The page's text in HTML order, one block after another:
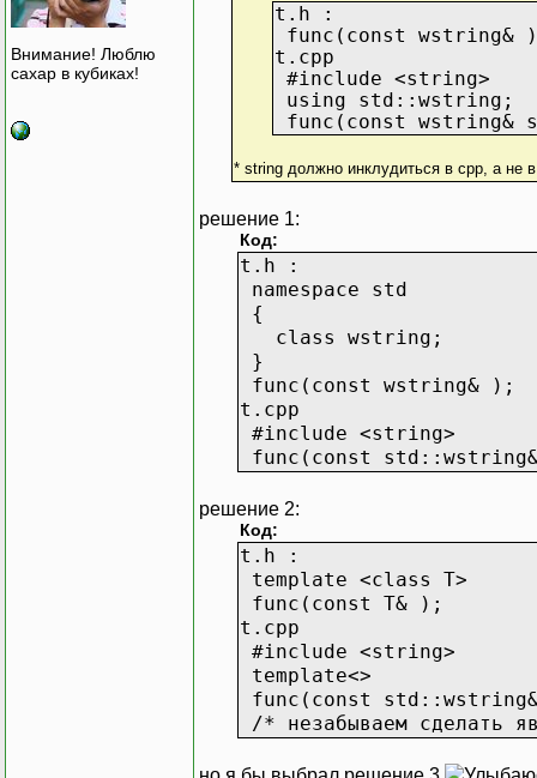
Внимание! Люблю
сахар в кубиках!
t.h :
func(const wstring&
t.cpp
#include <string>
using std::wstring;
func(const
* string должно инклудиться в сpp, а не
решение 1:
Код:
t.h :
namespace std
{
class wstring;
}
func(const wstring& );
t.cpp
#include <string>
func(const
решение 2:
Код:
t.h :
template <class T>
func(const T& );
t.cpp
#include <string>
template<>
func(const
/* незабываем сделать